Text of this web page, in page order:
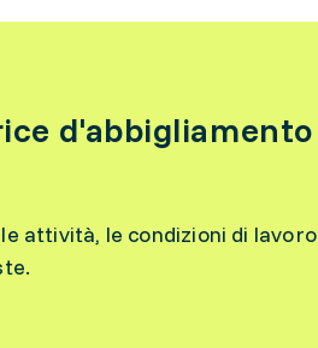
d'abbigliamento
attività, le condizioni di lavoro